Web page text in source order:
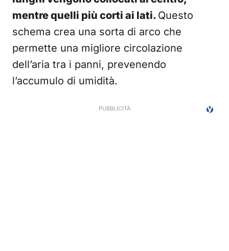
mentre quelli più corti ai lati. Questo
schema crea una sorta di arco che
permette una migliore circolazione
dell’aria tra i panni, prevenendo
l’accumulo di umidità.